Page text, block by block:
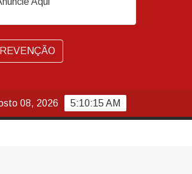
5:10:16 AM
08, 2026